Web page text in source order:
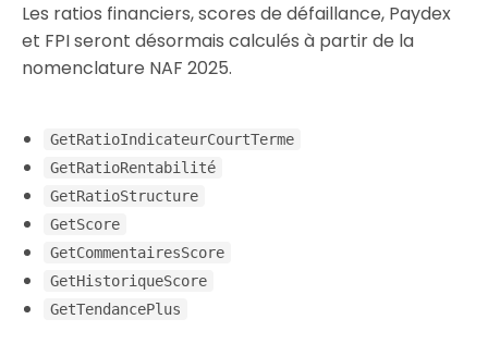
Les ratios financiers, scores de défaillance, Paydex
et FPI seront désormais calculés à partir de la
nomenclature NAF 2025.
GetRatioIndicateurCourtTerme
GetRatioRentabilité
GetRatioStructure
GetScore
GetCommentairesScore
GetHistoriqueScore
GetTendancePlus